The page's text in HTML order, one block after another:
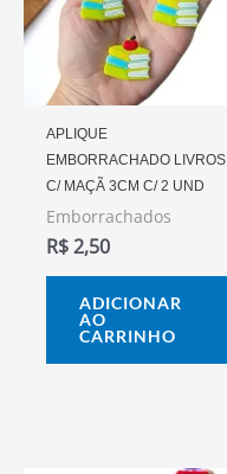
APLIQUE
EMBORRACHADO LIVROS
C/ MAÇÃ 3CM C/ 2 UND
Emborrachados
R$2,50
ADICIONAR
AO
CARRINHO